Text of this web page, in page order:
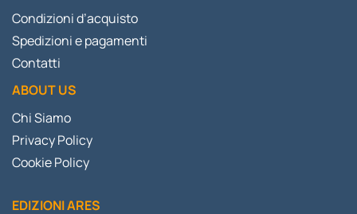
Condizioni d’acquisto
Spedizioni e pagamenti
Contatti
ABOUT US
Chi Siamo
Privacy Policy
Cookie Policy
EDIZIONI ARES